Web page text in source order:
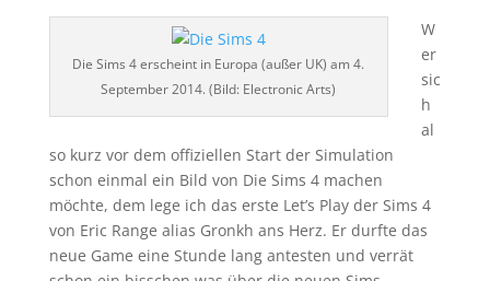
Die Sims 4 erscheint in Europa (außer UK) am 4.
September 2014. (Bild: Electronic Arts)
W
er
sic
h
al
so kurz vor dem offiziellen Start der Simulation
schon einmal ein Bild von Die Sims 4 machen
möchte, dem lege ich das erste Let’s Play der Sims 4
von Eric Range alias Gronkh ans Herz. Er durfte das
neue Game eine Stunde lang antesten und verrät